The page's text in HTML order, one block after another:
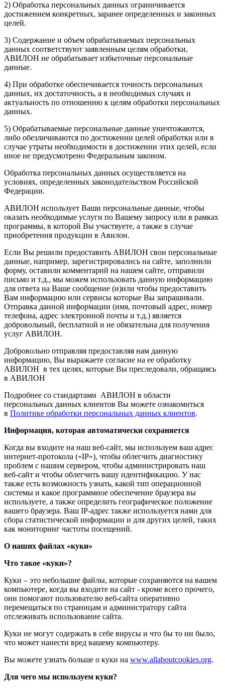
2) Обработка персональных данных ограничивается
достижением конкретных, заранее определенных и законных
целей.
3) Содержание и объем обрабатываемых персональных
данных соответствуют заявленным целям обработки,
АВИЛОН не обрабатывает избыточные персональные
данные.
4) При обработке обеспечивается точность персональных
данных, их достаточность, а в необходимых случаях и
актуальность по отношению к целям обработки персональных
данных.
5) Обрабатываемые персональные данные уничтожаются,
либо обезличиваются по достижении целей обработки или в
случае утраты необходимости в достижении этих целей, если
иное не предусмотрено Федеральным законом.
Обработка персональных данных осуществляется на
условиях, определенных законодательством Российской
Федерации.
АВИЛОН использует Ваши персональные данные, чтобы
оказать необходимые услуги по Вашему запросу или в рамках
программы, в которой Вы участвуете, а также в случае
приобретения продукции в Авилон.
Если Вы решили предоставить АВИЛОН свои персональные
данные, например, зарегистрировались на сайте, заполнили
форму, оставили комментарий на нашем сайте, отправили
письмо и т.д., мы можем использовать данную информацию
для ответа на Ваше сообщение (и)или чтобы предоставить
Вам информацию или сервисы которые Вы запрашивали.
Отправка данной информации (имя, почтовый адрес, номер
телефона, адрес электронной почты и т.д.) является
добровольный, бесплатной и не обязательна для получения
услуг АВИЛОН.
Добровольно отправляя предоставляя нам данную
информацию, Вы выражаете согласие на ее обработку
АВИЛОН в тех целях, которые Вы преследовали, обращаясь
в АВИЛОН
Подробнее со стандартами АВИЛОН в области
персональных данных клиентов Вы можете ознакомиться
в Политике обработки персональных данных клиентов.
Информация, которая автоматически сохраняется
Когда вы входите на наш веб-сайт, мы используем ваш адрес
интернет-протокола («IP»), чтобы облегчить диагностику
проблем с нашим сервером, чтобы администрировать наш
веб-сайт и чтобы облегчить вашу идентификацию. У нас
также есть возможность узнать, какой тип операционной
системы и какое программное обеспечение браузера вы
используете, а также определить географическое положение
вашего браузера. Ваш IP-адрес также используется нами для
сбора статистической информации и для других целей, таких
как мониторинг частоты посещений.
О наших файлах «куки»
Что такое «куки»?
Куки – это небольшие файлы, которые сохраняются на вашем
компьютере, когда вы входите на сайт - кроме всего прочего,
они помогают пользователю веб-сайта оперативно
перемещаться по страницам и администратору сайта
отслеживать использование сайта.
Куки не могут содержать в себе вирусы и что бы то ни было,
что может нанести вред вашему компьютеру.
Вы можете узнать больше о куки на www.allaboutcookies.org.
Для чего мы используем куки?